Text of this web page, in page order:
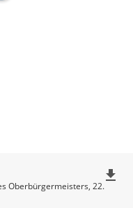
Oberbürgermeisters, 22.
file_download